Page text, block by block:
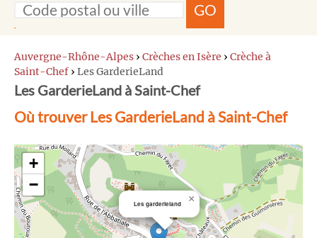
GO
Auvergne-Rhône-Alpes › Crèches en Isère › Crèche à
Saint-Chef › Les GarderieLand
Les GarderieLand à Saint-Chef
Où trouver Les GarderieLand à Saint-Chef
Les garderieland ×
+
−